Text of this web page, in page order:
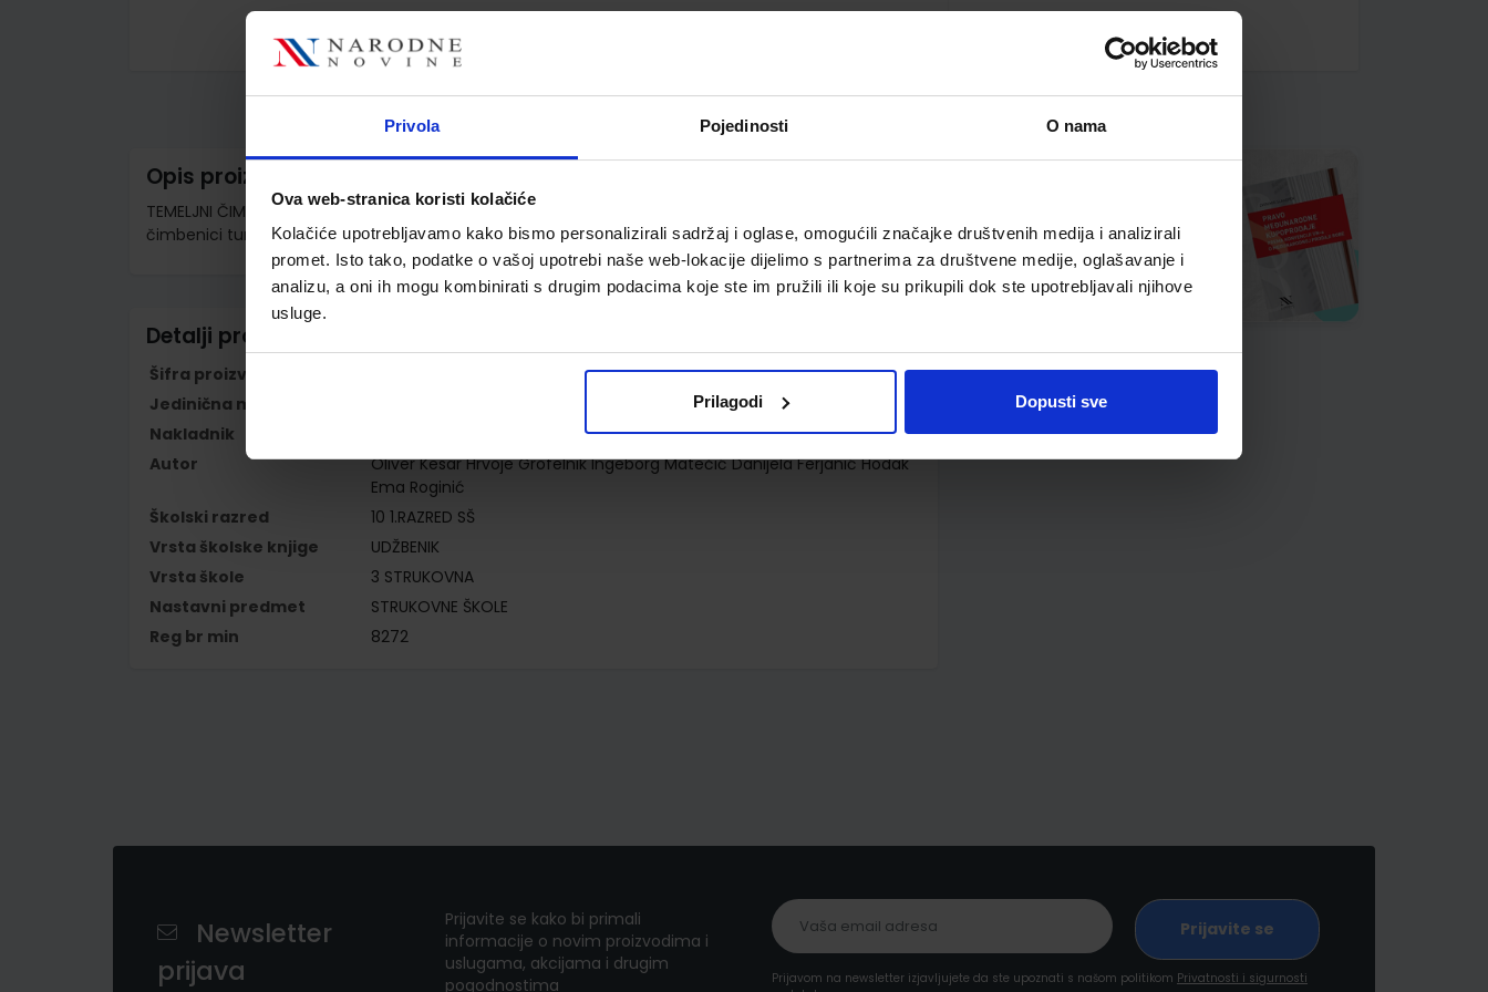
Privola Pojedinosti O nama
Ova web-stranica koristi kolačiće
Kolačiće upotrebljavamo kako bismo personalizirali sadržaj i oglase, omogućili značajke društvenih medija i analizirali
promet. Isto tako, podatke o vašoj upotrebi naše web-lokacije dijelimo s partnerima za društvene medije, oglašavanje i
analizu, a oni ih mogu kombinirati s drugim podacima koje ste im pružili ili koje su prikupili dok ste upotrebljavali njihove
usluge.
Prilagodi Dopusti sve
gallery
Opis proizvoda
TEMELJNI ČIMBENICI I UČINCI TURIZMA; udžbenik za srednje strukovne škole - 2. dio modula Temeljni
čimbenici turističkih destinacija; (1.razred)
Detalji proizvoda
Šifra proizvoda
Jedinična mjera
Nakladnik
Autor
Oliver Kesar Hrvoje Grofelnik Ingeborg Matečić Danijela Ferjanić Hodak
Ema Roginić
Školski razred
10 1.RAZRED SŠ
Vrsta školske knjige
UDŽBENIK
Vrsta škole
3 STRUKOVNA
Nastavni predmet
STRUKOVNE ŠKOLE
Reg br min
8272
Newsletter
prijava
Prijavite se kako bi primali
informacije o novim proizvodima i
uslugama, akcijama i drugim
pogodnostima
Prijavom na newsletter izjavljujete da ste upoznati s našom politikom Privatnosti i sigurnosti